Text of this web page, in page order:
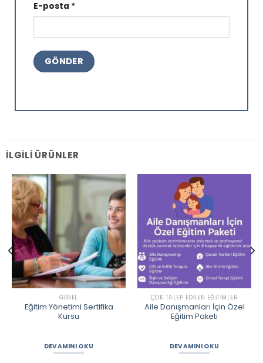
E-posta *
İLGILI ÜRÜNLER
GENEL
Eğitim Yönetimi Sertifika
Kursu
DEVAMINI OKU
ÇOK TALEP EDILEN EĞITIMLER
Aile Danışmanları İçin Özel
Eğitim Paketi
DEVAMINI OKU